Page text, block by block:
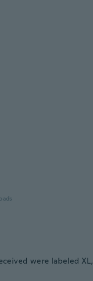
were labeled